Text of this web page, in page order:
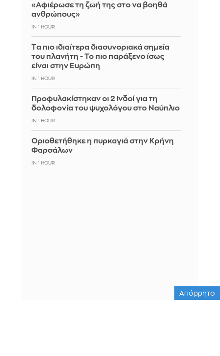
«Αφιέρωσε τη ζωή της στο να βοηθά
ανθρώπους»
IN 1 HOUR
Tα πιο ιδιαίτερα διασυνοριακά σημεία
του πλανήτη - Το πιο παράξενο ίσως
είναι στην Ευρώπη
IN 1 HOUR
Προφυλακίστηκαν οι 2 Ινδοί για τη
δολοφονία του ψυχολόγου στο Ναύπλιο
IN 1 HOUR
Οριοθετήθηκε η πυρκαγιά στην Κρήνη
Φαρσάλων
IN 1 HOUR
Απόρρητο